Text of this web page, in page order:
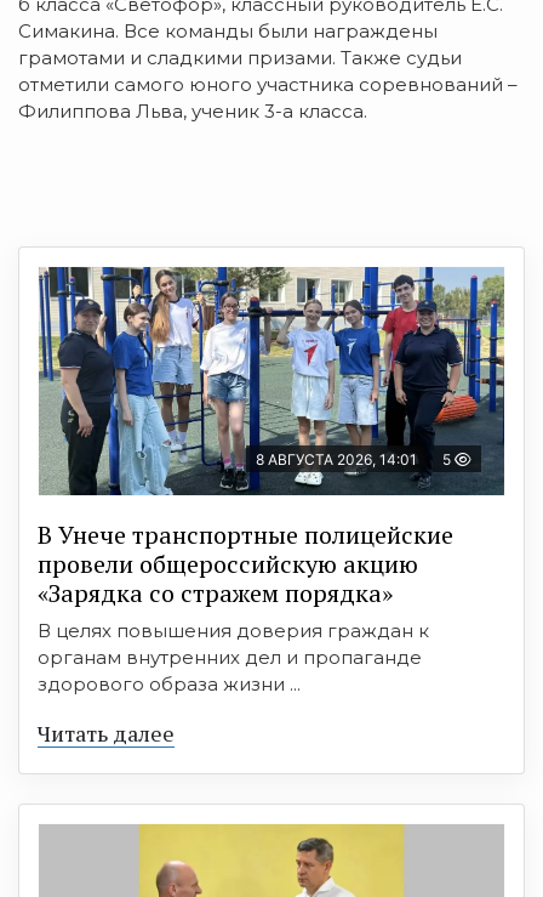
Симакина. Все команды были награждены
грамотами и сладкими призами. Также судьи
отметили самого юного участника соревнований –
Филиппова Льва, ученик 3-а класса.
8 АВГУСТА 2026, 14:01 5
В Унече транспортные полицейские
провели общероссийскую акцию
«Зарядка со стражем порядка»
В целях повышения доверия граждан к
органам внутренних дел и пропаганде
здорового образа жизни ...
Читать далее